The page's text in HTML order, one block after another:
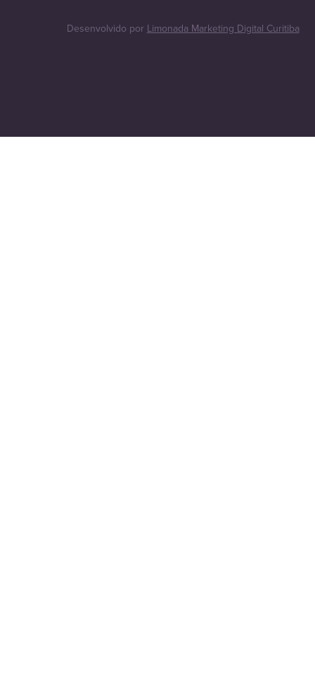
Desenvolvido por Limonada Marketing Digital Curitiba